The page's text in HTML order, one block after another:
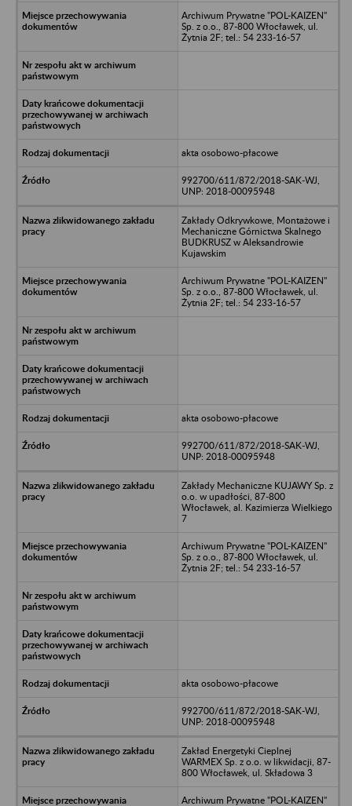
Archiwum Prywatne "POL-KAIZEN"
Sp. z o.o., 87-800 Włocławek, ul.
Żytnia 2F; tel.: 54 233-16-57
akta osobowo-płacowe
992700/611/872/2018-SAK-WJ,
UNP: 2018-00095948
Zakłady Odkrywkowe, Montażowe i
Mechaniczne Górnictwa Skalnego
BUDKRUSZ w Aleksandrowie
Kujawskim
Archiwum Prywatne "POL-KAIZEN"
Sp. z o.o., 87-800 Włocławek, ul.
Żytnia 2F; tel.: 54 233-16-57
akta osobowo-płacowe
992700/611/872/2018-SAK-WJ,
UNP: 2018-00095948
Zakłady Mechaniczne KUJAWY Sp. z
o.o. w upadłości, 87-800
Włocławek, al. Kazimierza Wielkiego
7
Archiwum Prywatne "POL-KAIZEN"
Sp. z o.o., 87-800 Włocławek, ul.
Żytnia 2F; tel.: 54 233-16-57
akta osobowo-płacowe
992700/611/872/2018-SAK-WJ,
UNP: 2018-00095948
Zakład Energetyki Cieplnej
WARMEX Sp. z o.o. w likwidacji, 87-
800 Włocławek, ul. Składowa 3
Archiwum Prywatne "POL-KAIZEN"